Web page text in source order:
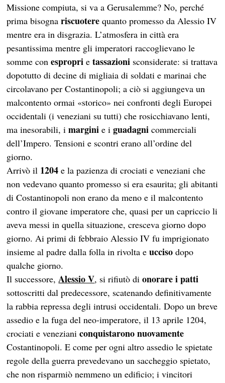
Missione compiuta, si va a Gerusalemme? No, perché
prima bisognariscuotere quanto promesso da Alessio IV
mentre era in disgrazia. L’atmosfera in città era
pesantissima mentre gli imperatori raccoglievano le
somme conespropri etassazioni sconsiderate: si trattava
dopotutto di decine di migliaia di soldati e marinai che
circolavano per Costantinopoli; a ciò si aggiungeva un
malcontento ormai «storico» nei confronti degli Europei
occidentali (i veneziani su tutti) che rosicchiavano lenti,
ma inesorabili, imargini e iguadagni commerciali
dell’Impero. Tensioni e scontri erano all’ordine del
giorno.
Arrivò il 1204 e la pazienza di crociati e veneziani che
non vedevano quanto promesso si era esaurita; gli abitanti
di Costantinopoli non erano da meno e il malcontento
contro il giovane imperatore che, quasi per un capriccio li
aveva messi in quella situazione, cresceva giorno dopo
giorno. Ai primi di febbraio Alessio IV fu imprigionato
insieme al padre dalla folla in rivolta eucciso dopo
qualche giorno.
Il successore,Alessio V, si rifiutò dionorare i patti
sottoscritti dal predecessore, scatenando definitivamente
la rabbia repressa degli intrusi occidentali. Dopo un breve
assedio e la fuga del neo-imperatore, il 13 aprile 1204,
crociati e venezianiconquistarono nuovamente
Costantinopoli. E come per ogni altro assedio le spietate
regole della guerra prevedevano un saccheggio spietato,
che non risparmiò nemmeno un edificio; i vincitori